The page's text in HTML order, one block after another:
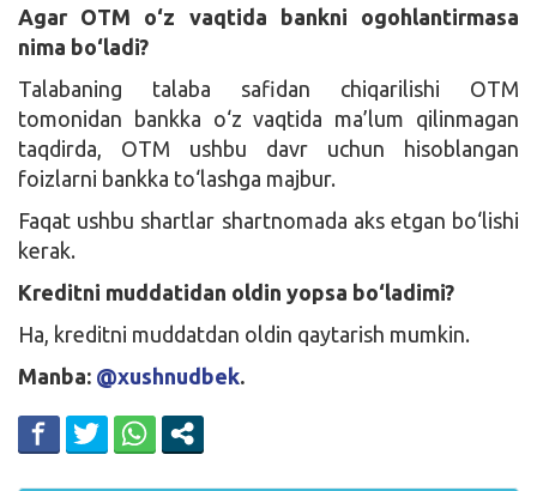
Agar OTM o‘z vaqtida bankni ogohlantirmasa
nima bo‘ladi?
Talabaning talaba safidan chiqarilishi OTM
tomonidan bankka o‘z vaqtida ma’lum qilinmagan
taqdirda, OTM ushbu davr uchun hisoblangan
foizlarni bankka to‘lashga majbur.
Faqat ushbu shartlar shartnomada aks etgan bo‘lishi
kerak.
Kreditni muddatidan oldin yopsa bo‘ladimi?
Ha, kreditni muddatdan oldin qaytarish mumkin.
Manba: @xushnudbek.